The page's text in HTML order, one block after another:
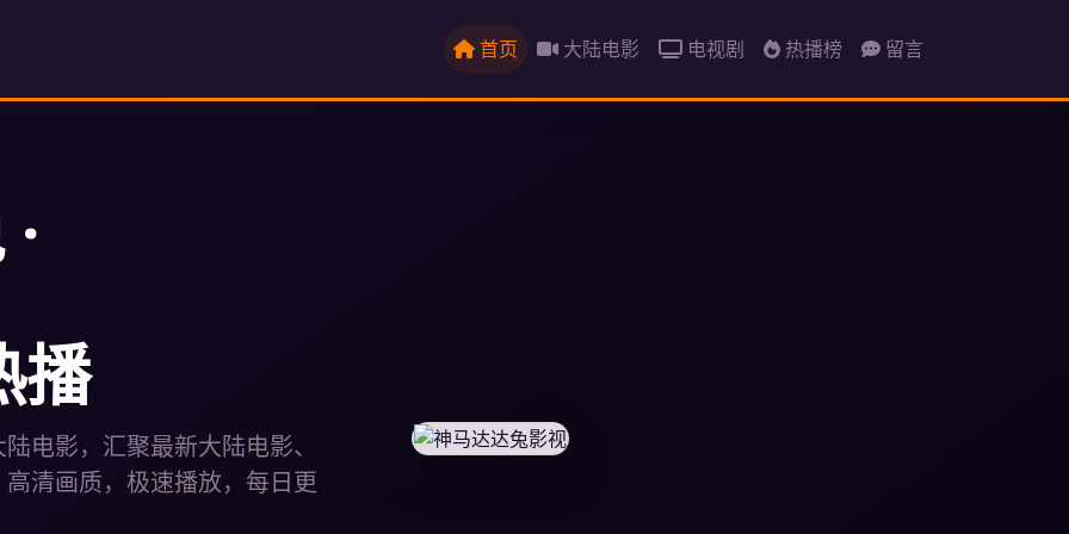
首页 大陆电影 电视剧 热播榜 留言
播
电影，汇聚最新大陆电影、
清画质，极速播放，每日更